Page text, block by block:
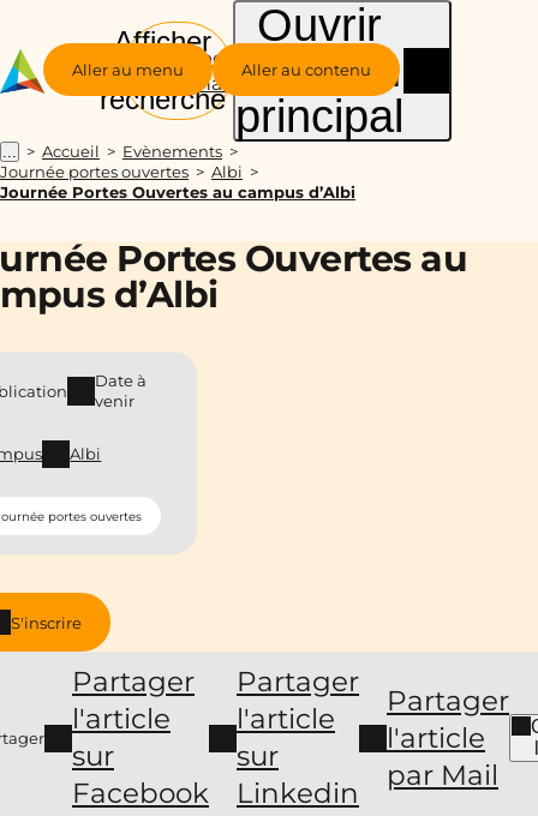
Aller au menu Aller au contenu
Groupe
Alternance
Afficher
la
recherche
Ouvrir
le menu
principal
... Accueil
Evènements
Journée portes ouvertes
Albi
Journée Portes Ouvertes au campus d’Albi
Portes Ouvertes au
d’Albi
Date à
venir
Albi
portes ouvertes
S'inscrire
Partager
l'article
sur
Facebook
Partager
l'article
sur
Linkedin
Partager
l'article
par Mail